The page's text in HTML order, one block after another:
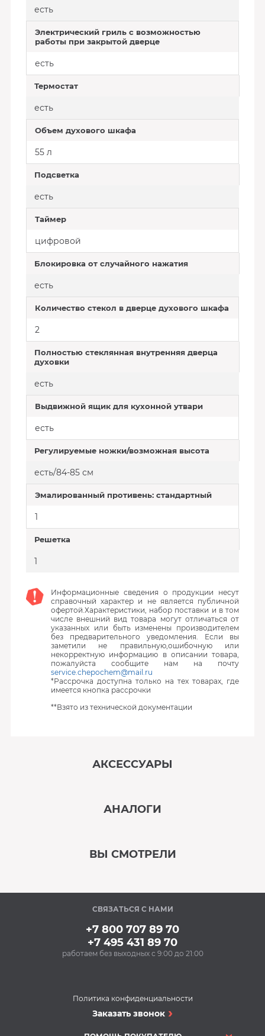
есть
Электрический гриль с возможностью
работы при закрытой дверце
есть
Термостат
есть
Объем духового шкафа
55 л
Подсветка
есть
Таймер
цифровой
Блокировка от случайного нажатия
есть
Количество стекол в дверце духового шкафа
2
Полностью стеклянная внутренняя дверца
духовки
есть
Выдвижной ящик для кухонной утвари
есть
Регулируемые ножки/возможная высота
есть/84-85 см
Эмалированный противень: стандартный
1
Решетка
1
Информационные сведения о продукции несут
справочный характер и не является публичной
офертой.Характеристики, набор поставки и в том
числе внешний вид товара могут отличаться от
указанных или быть изменены производителем
без предварительного уведомления. Если вы
заметили не правильную,ошибочную или
некорректную информацию в описании товара,
пожалуйста сообщите нам на почту
service.chepochem@mail.ru
*Рассрочка доступна только на тех товарах, где
имеется кнопка рассрочки
**Взято из технической документации
АКСЕССУАРЫ
стали BON BN-175
(500 мл)
348 Р
АНАЛОГИ
Кухонная плита GLEM
md922sbr
ВЫ СМОТРЕЛИ
Под заказ
СВЯЗАТЬСЯ С НАМИ
+7 800 707 89 70
+7 495 431 89 70
работаем без выходных с 9:00 до 21:00
Политика конфиденциальности
Заказать звонок